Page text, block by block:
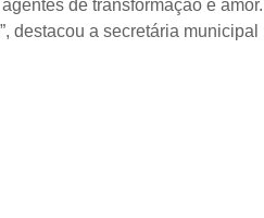
de transformação e amor.
destacou a secretária municipal